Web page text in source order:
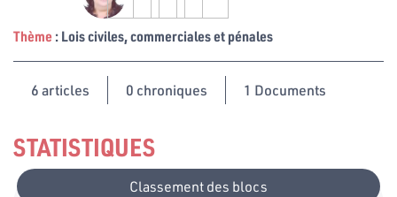
STATISTIQUES
Classement des blocs
Thème: Lois civiles, commerciales et pénales
6articles 0 chroniques 1 Documents